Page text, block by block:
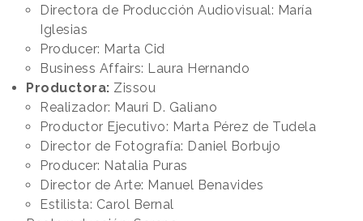
Directora de Producción Audiovisual: María
Iglesias
Producer: Marta Cid
Business Affairs: Laura Hernando
Productora: Zissou
Realizador: Mauri D. Galiano
Productor Ejecutivo: Marta Pérez de Tudela
Director de Fotografía: Daniel Borbujo
Producer: Natalia Puras
Director de Arte: Manuel Benavides
Estilista: Carol Bernal